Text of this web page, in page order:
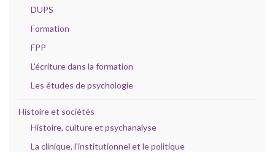
DUPS
Formation
FPP
L'écriture dans la formation
Les études de psychologie
Histoire et sociétés
Histoire, culture et psychanalyse
La clinique, l'institutionnel et le politique